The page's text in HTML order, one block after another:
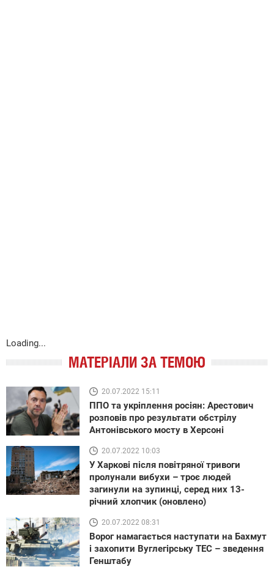
Loading...
МАТЕРІАЛИ ЗА ТЕМОЮ
20.07.2022 15:11
ППО та укріплення росіян: Арестович
розповів про результати обстрілу
Антонівського мосту в Херсоні
20.07.2022 10:03
У Харкові після повітряної тривоги
пролунали вибухи – троє людей
загинули на зупинці, серед них 13-
річний хлопчик (оновлено)
20.07.2022 08:31
Ворог намагається наступати на Бахмут
і захопити Вуглегірську ТЕС – зведення
Генштабу